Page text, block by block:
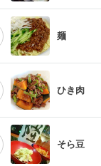
麺
ひき肉
そら豆